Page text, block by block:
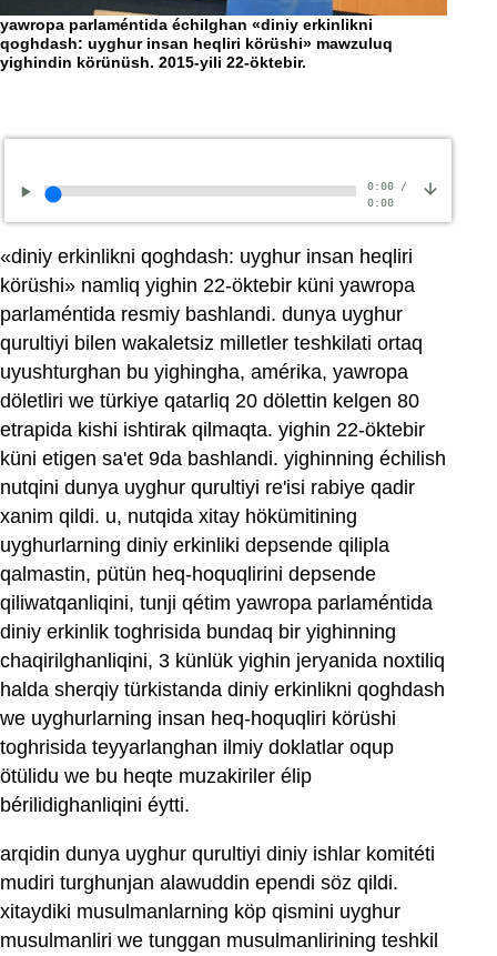
yawropa parlaméntida échilghan «diniy erkinlikni
qoghdash: uyghur insan heqliri körüshi» mawzuluq
yighindin körünüsh. 2015-yili 22-öktebir.
0:00/
0:00
«diniy erkinlikni qoghdash: uyghur insan heqliri
körüshi» namliq yighin 22-öktebir küni yawropa
parlaméntida resmiy bashlandi. dunya uyghur
qurultiyi bilen wakaletsiz milletler teshkilati ortaq
uyushturghan bu yighingha, amérika, yawropa
döletliri we türkiye qatarliq 20 dölettin kelgen 80
etrapida kishi ishtirak qilmaqta. yighin 22-öktebir
küni etigen sa'et 9da bashlandi. yighinning échilish
nutqini dunya uyghur qurultiyi re'isi rabiye qadir
xanim qildi. u, nutqida xitay hökümitining
uyghurlarning diniy erkinliki depsende qilipla
qalmastin, pütün heq-hoquqlirini depsende
qiliwatqanliqini, tunji qétim yawropa parlaméntida
diniy erkinlik toghrisida bundaq bir yighinning
chaqirilghanliqini, 3 künlük yighin jeryanida noxtiliq
halda sherqiy türkistanda diniy erkinlikni qoghdash
we uyghurlarning insan heq-hoquqliri körüshi
toghrisida teyyarlanghan ilmiy doklatlar oqup
ötülidu we bu heqte muzakiriler élip
bérilidighanliqini éytti.
arqidin dunya uyghur qurultiyi diniy ishlar komitéti
mudiri turghunjan alawuddin ependi söz qildi.
xitaydiki musulmanlarning köp qismini uyghur
musulmanliri we tunggan musulmanlirining teshkil